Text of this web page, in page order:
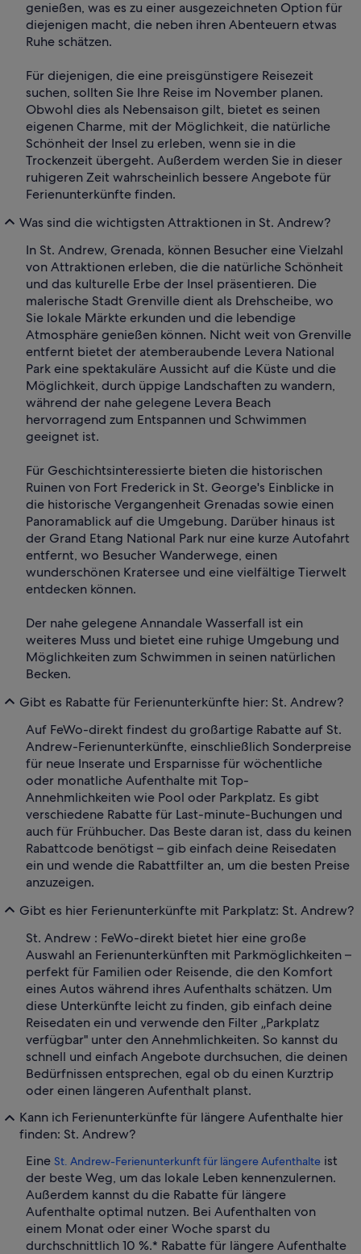
genießen, was es zu einer ausgezeichneten Option für
diejenigen macht, die neben ihren Abenteuern etwas
Ruhe schätzen.
Für diejenigen, die eine preisgünstigere Reisezeit
suchen, sollten Sie Ihre Reise im November planen.
Obwohl dies als Nebensaison gilt, bietet es seinen
eigenen Charme, mit der Möglichkeit, die natürliche
Schönheit der Insel zu erleben, wenn sie in die
Trockenzeit übergeht. Außerdem werden Sie in dieser
ruhigeren Zeit wahrscheinlich bessere Angebote für
Ferienunterkünfte finden.
Was sind die wichtigsten Attraktionen in St. Andrew?
In St. Andrew, Grenada, können Besucher eine Vielzahl
von Attraktionen erleben, die die natürliche Schönheit
und das kulturelle Erbe der Insel präsentieren. Die
malerische Stadt Grenville dient als Drehscheibe, wo
Sie lokale Märkte erkunden und die lebendige
Atmosphäre genießen können. Nicht weit von Grenville
entfernt bietet der atemberaubende Levera National
Park eine spektakuläre Aussicht auf die Küste und die
Möglichkeit, durch üppige Landschaften zu wandern,
während der nahe gelegene Levera Beach
hervorragend zum Entspannen und Schwimmen
geeignet ist.
Für Geschichtsinteressierte bieten die historischen
Ruinen von Fort Frederick in St. George's Einblicke in
die historische Vergangenheit Grenadas sowie einen
Panoramablick auf die Umgebung. Darüber hinaus ist
der Grand Etang National Park nur eine kurze Autofahrt
entfernt, wo Besucher Wanderwege, einen
wunderschönen Kratersee und eine vielfältige Tierwelt
entdecken können.
Der nahe gelegene Annandale Wasserfall ist ein
weiteres Muss und bietet eine ruhige Umgebung und
Möglichkeiten zum Schwimmen in seinen natürlichen
Becken.
Gibt es Rabatte für Ferienunterkünfte hier: St. Andrew?
Auf FeWo-direkt findest du großartige Rabatte auf St.
Andrew-Ferienunterkünfte, einschließlich Sonderpreise
für neue Inserate und Ersparnisse für wöchentliche
oder monatliche Aufenthalte mit Top-
Annehmlichkeiten wie Pool oder Parkplatz. Es gibt
verschiedene Rabatte für Last-minute-Buchungen und
auch für Frühbucher. Das Beste daran ist, dass du keinen
Rabattcode benötigst – gib einfach deine Reisedaten
ein und wende die Rabattfilter an, um die besten Preise
anzuzeigen.
Gibt es hier Ferienunterkünfte mit Parkplatz: St. Andrew?
St. Andrew : FeWo-direkt bietet hier eine große
Auswahl an Ferienunterkünften mit Parkmöglichkeiten –
perfekt für Familien oder Reisende, die den Komfort
eines Autos während ihres Aufenthalts schätzen. Um
diese Unterkünfte leicht zu finden, gib einfach deine
Reisedaten ein und verwende den Filter „Parkplatz
verfügbar" unter den Annehmlichkeiten. So kannst du
schnell und einfach Angebote durchsuchen, die deinen
Bedürfnissen entsprechen, egal ob du einen Kurztrip
oder einen längeren Aufenthalt planst.
Kann ich Ferienunterkünfte für längere Aufenthalte hier
finden: St. Andrew?
Eine St. Andrew-Ferienunterkunft für längere Aufenthalte ist
der beste Weg, um das lokale Leben kennenzulernen.
Außerdem kannst du die Rabatte für längere
Aufenthalte optimal nutzen. Bei Aufenthalten von
einem Monat oder einer Woche sparst du
durchschnittlich 10 %.* Rabatte für längere Aufenthalte